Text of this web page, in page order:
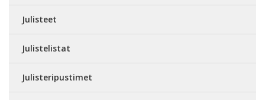
Julisteet
Julistelistat
Julisteripustimet